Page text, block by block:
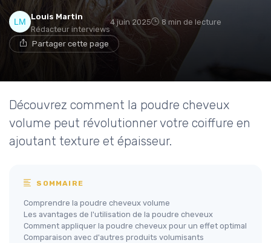
Louis Martin
Rédacteur interviews
4 juin 2025 8 min de lecture
Partager cette page
Découvrez comment la poudre cheveux
volume peut révolutionner votre coiffure en
ajoutant texture et épaisseur.
SOMMAIRE
Comprendre la poudre cheveux volume
Les avantages de l'utilisation de la poudre cheveux
Comment appliquer la poudre cheveux pour un effet optimal
Comparaison avec d'autres produits volumisants